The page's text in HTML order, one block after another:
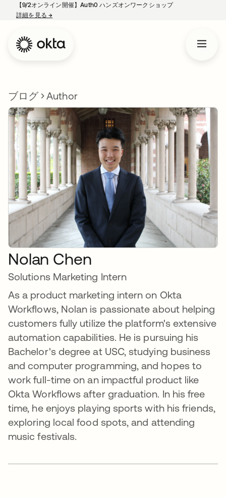
【9/2オンライン開催】Auth0 ハンズオンワークショップ
詳細を見る→
ブログ Author
Nolan Chen
Solutions Marketing Intern
As a product marketing intern on Okta
Workflows, Nolan is passionate about helping
customers fully utilize the platform's extensive
automation capabilities. He is pursuing his
Bachelor's degree at USC, studying business
and computer programming, and hopes to
work full-time on an impactful product like
Okta Workflows after graduation. In his free
time, he enjoys playing sports with his friends,
exploring local food spots, and attending
music festivals.